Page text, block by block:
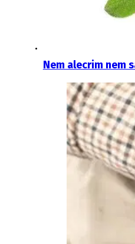
Nem alecrim nem